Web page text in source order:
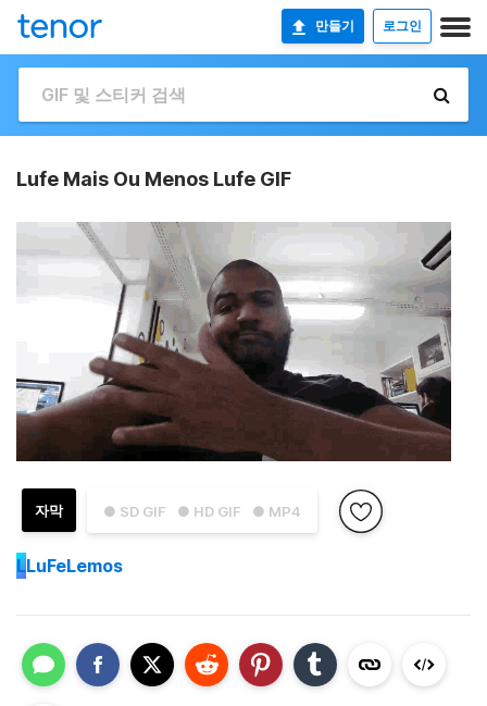
만들기 로그인
Lufe Mais Ou Menos Lufe GIF
● SD GIF ● HD GIF ● MP4
자막
LLuFeLemos